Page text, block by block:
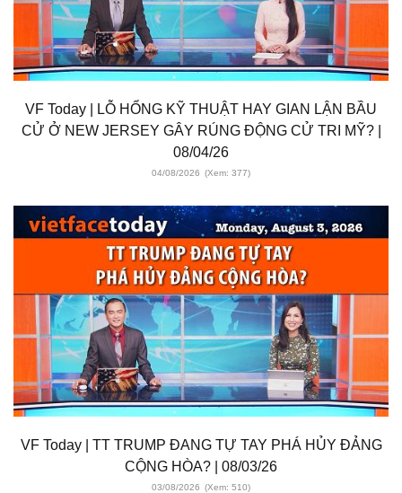
VF Today | LỖ HỔNG KỸ THUẬT HAY GIAN LẬN BẦU
CỬ Ở NEW JERSEY GÂY RÚNG ĐỘNG CỬ TRI MỸ? |
08/04/26
04/08/2026 (Xem: 377)
VF Today | TT TRUMP ĐANG TỰ TAY PHÁ HỦY ĐẢNG
CỘNG HÒA? | 08/03/26
03/08/2026 (Xem: 510)